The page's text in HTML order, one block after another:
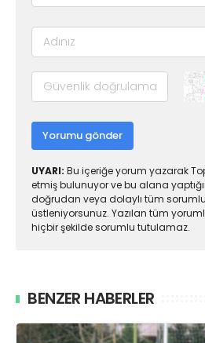
Yorumu gönder
UYARI: Bu içeriğe yorum yazarak
etmiş bulunuyor ve bu alana
doğrudan veya dolaylı tüm
üstleniyorsunuz. Yazılan tüm
hiçbir şekilde sorumlu tutulamaz.
BENZER HABERLER